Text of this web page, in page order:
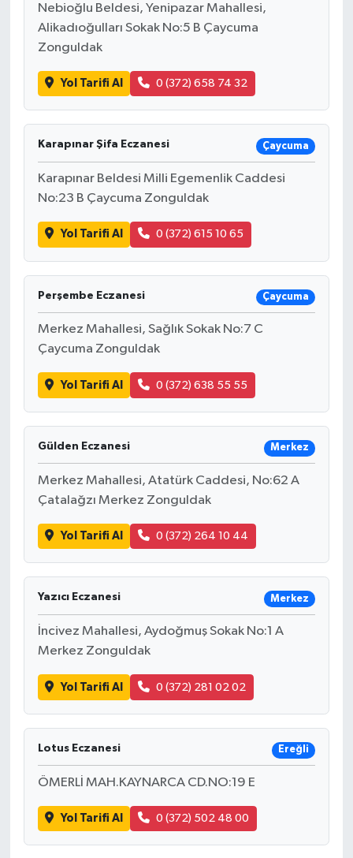
Nebioğlu Beldesi, Yenipazar Mahallesi,
Alikadıoğulları Sokak No:5 B Çaycuma
Zonguldak
Yol Tarifi Al 0 (372) 658 74 32
Karapınar Şifa Eczanesi Çaycuma
Karapınar Beldesi Milli Egemenlik Caddesi
No:23 B Çaycuma Zonguldak
Yol Tarifi Al 0 (372) 615 10 65
Perşembe Eczanesi Çaycuma
Merkez Mahallesi, Sağlık Sokak No:7 C
Çaycuma Zonguldak
Yol Tarifi Al 0 (372) 638 55 55
Gülden Eczanesi Merkez
Merkez Mahallesi, Atatürk Caddesi, No:62 A
Çatalağzı Merkez Zonguldak
Yol Tarifi Al 0 (372) 264 10 44
Yazıcı Eczanesi Merkez
İncivez Mahallesi, Aydoğmuş Sokak No:1 A
Merkez Zonguldak
Yol Tarifi Al 0 (372) 281 02 02
Lotus Eczanesi Ereğli
ÖMERLİ MAH.KAYNARCA CD.NO:19 E
Yol Tarifi Al 0 (372) 502 48 00